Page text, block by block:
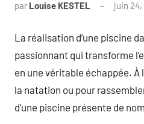
par Louise KESTEL juin
La réalisation d’une piscine
passionnant qui transforme
en une véritable échappée. À
la natation ou pour
d’une piscine présente de